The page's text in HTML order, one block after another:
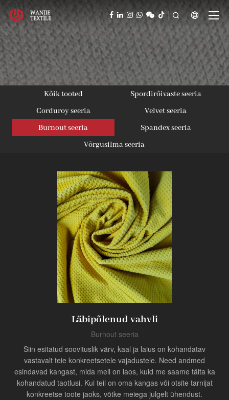
  
Kõik tooted
Spordirõivaste seeria
Corduroy seeria
Velvet seeria
Burnout seeria
Spandex seeria
Võrgusilma seeria
Läbipõlenud vahvli
Burnout seeria
Siin esitatud soovituslik värv, kaal ja laius on kohandatav
vastavalt teie konkreetsetele vajadustele. Need andmed
esindavad kangast, mida meil on laos, kuid me saame täita ka
kohandatud taotlusi. Kui teil on oma kangas või otsite tarnijat
konkreetse toote jaoks, võtke meiega julgelt ühendust.